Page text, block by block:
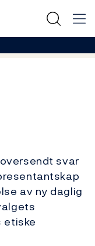
svar
av ny daglig
etiske